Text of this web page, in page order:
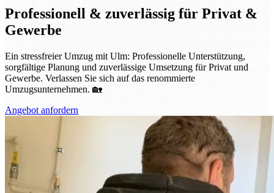
Professionell & zuverlässig für Privat &
Gewerbe
Ein stressfreier Umzug mit Ulm: Professionelle Unterstützung,
sorgfältige Planung und zuverlässige Umsetzung für Privat und
Gewerbe. Verlassen Sie sich auf das renommierte
Umzugsunternehmen. 🏡
Angebot anfordern